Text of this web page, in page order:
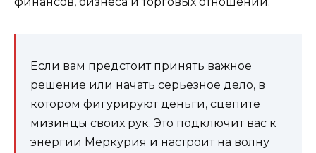
Если вам предстоит принять важное
решение или начать серьезное дело, в
котором фигурируют деньги, сцепите
мизинцы своих рук. Это подключит вас к
энергии Меркурия и настроит на волну